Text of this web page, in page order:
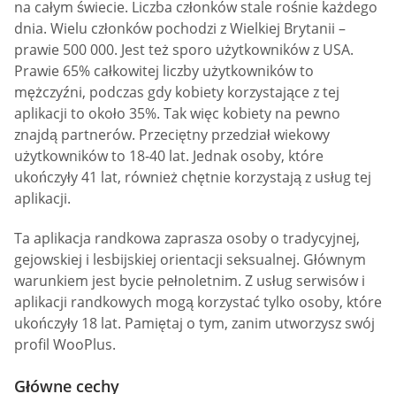
na całym świecie. Liczba członków stale rośnie każdego
dnia. Wielu członków pochodzi z Wielkiej Brytanii –
prawie 500 000. Jest też sporo użytkowników z USA.
Prawie 65% całkowitej liczby użytkowników to
mężczyźni, podczas gdy kobiety korzystające z tej
aplikacji to około 35%. Tak więc kobiety na pewno
znajdą partnerów. Przeciętny przedział wiekowy
użytkowników to 18-40 lat. Jednak osoby, które
ukończyły 41 lat, również chętnie korzystają z usług tej
aplikacji.
Ta aplikacja randkowa zaprasza osoby o tradycyjnej,
gejowskiej i lesbijskiej orientacji seksualnej. Głównym
warunkiem jest bycie pełnoletnim. Z usług serwisów i
aplikacji randkowych mogą korzystać tylko osoby, które
ukończyły 18 lat. Pamiętaj o tym, zanim utworzysz swój
profil WooPlus.
Główne cechy